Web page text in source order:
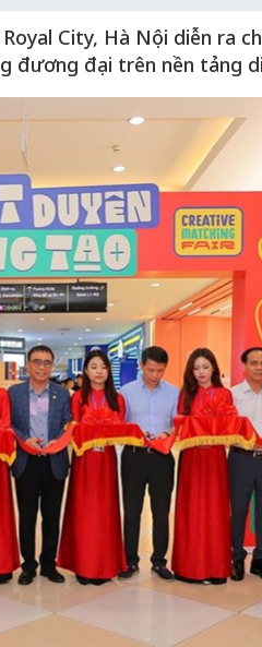
City, Hà Nội diễn ra
đương đại trên nền tảng
ngôi
của Hà